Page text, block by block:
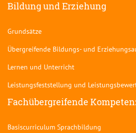
Bildung und Erziehung
Grundsätze
Übergreifende Bildungs- und
Lernen und Unterricht
Leistungsfeststellung und
Fachübergreifende
Basiscurriculum Sprachbildung